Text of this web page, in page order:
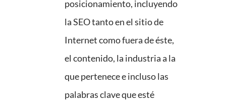
posicionamiento, incluyendo
la SEO tanto en el sitio de
Internet como fuera de éste,
el contenido, la industria a la
que pertenece e incluso las
palabras clave que esté